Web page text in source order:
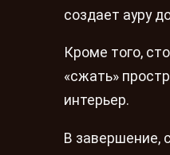
создает ауру
Кроме того,
«сжать»
интерьер.
В завершение,